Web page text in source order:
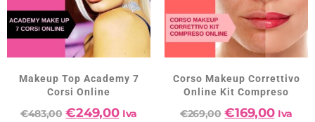
Makeup Top Academy 7
Corsi Online
€483,00 €249,00 Iva
Corso Makeup Correttivo
Online Kit Compreso
€269,00 €169,00 Iva